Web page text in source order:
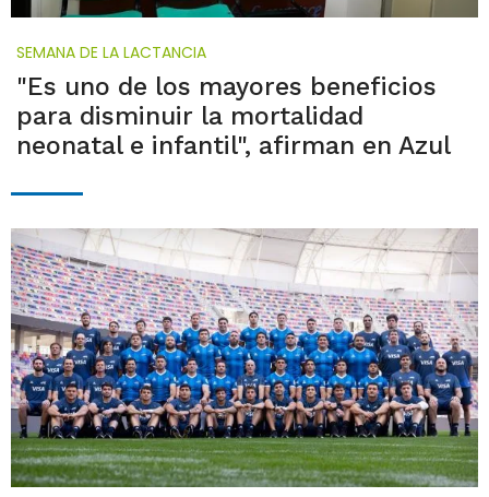
SEMANA DE LA LACTANCIA
"Es uno de los mayores beneficios
para disminuir la mortalidad
neonatal e infantil", afirman en Azul